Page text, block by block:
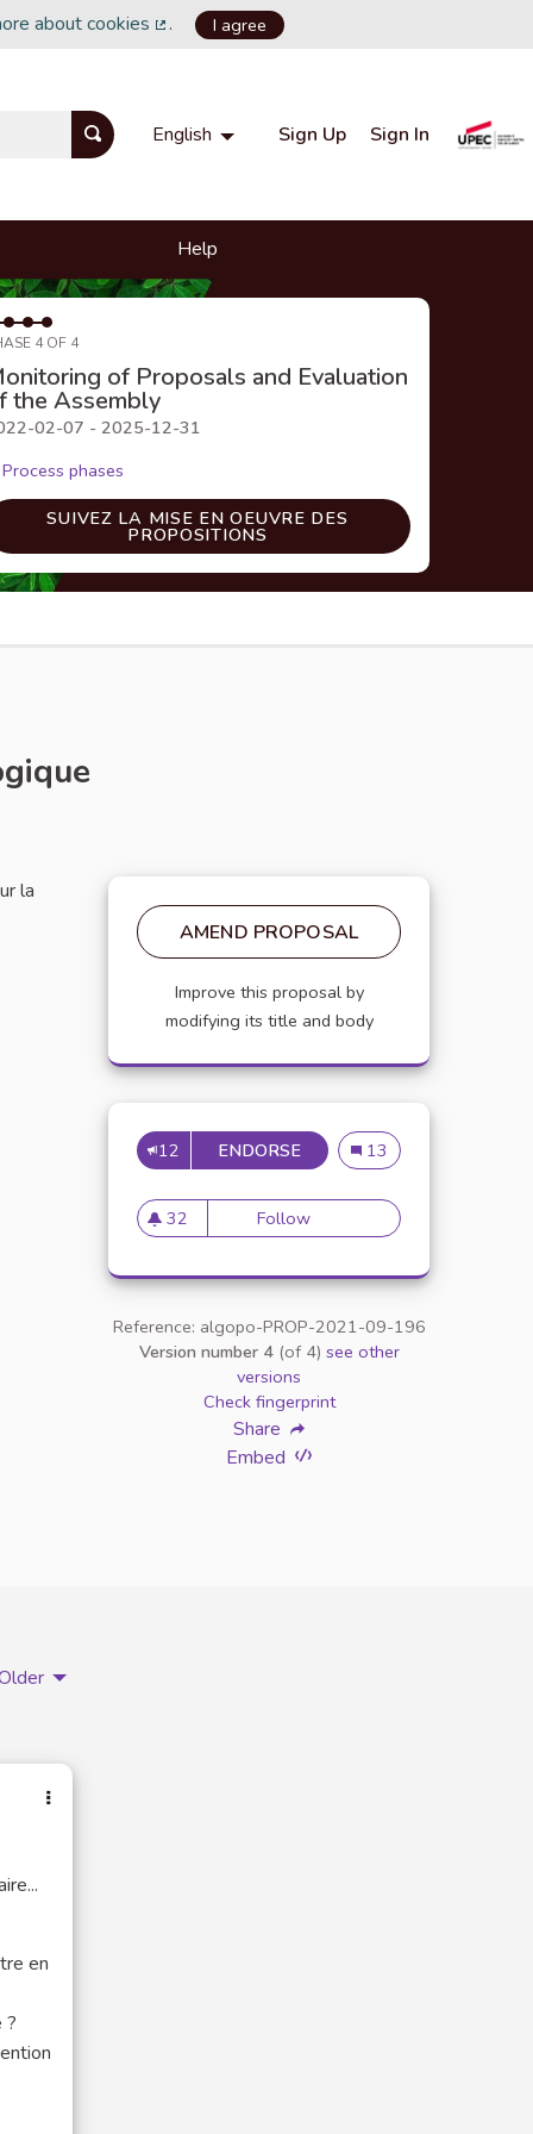
about cookies
(External link)
. I agree
English Choisir la langue Choose language
Sign Up Sign In
Help
4 OF 4
of Proposals and Evaluation
the Assembly
02-07 - 2025-12-31
Process phases
SUIVEZ LA MISE EN OEUVRE DES
PROPOSITIONS
la
AMEND PROPOSAL
Improve this proposal by
modifying its title and body
12 ENDORSE DES ENSEIGNEMENTS
Des enseignements
13
32
32 followers
FollowDes enseignements sur la
Reference: algopo-PROP-2021-09-196
Version number 4(of 4) see other
versions
Check fingerprint
Share
Embed
en
?